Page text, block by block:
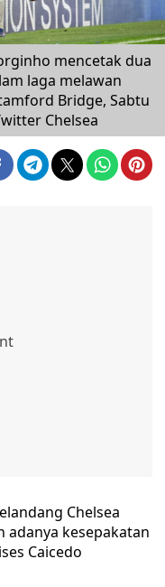
mencetak dua
laga melawan
Bridge, Sabtu
Chelsea
Chelsea
adanya kesepakatan
Caicedo